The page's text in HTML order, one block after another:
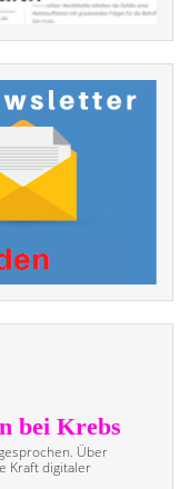
Über
Kraft digitaler